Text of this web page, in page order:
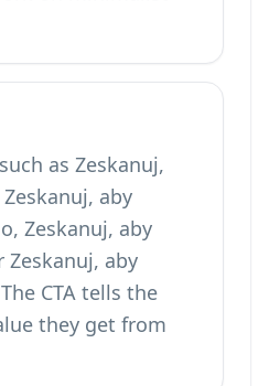
as Zeskanuj,
aby
Zeskanuj, aby
Zeskanuj, aby
CTA tells the
they get from